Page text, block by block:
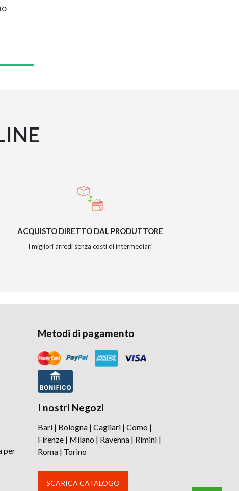
ACQUISTO DIRETTO DAL PRODUTTORE
I migliori arredi senza costi di intermediari
per
Metodi di pagamento
I nostri Negozi
Bari | Bologna | Cagliari | Como |
Firenze | Milano | Ravenna | Rimini |
Roma | Torino
SCARICA CATALOGO